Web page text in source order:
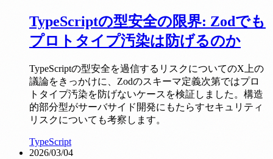
TypeScriptの型安全の限界: Zodでも
プロトタイプ汚染は防げるのか
TypeScriptの型安全を過信するリスクについてのX上の
議論をきっかけに、Zodのスキーマ定義次第ではプロ
トタイプ汚染を防げないケースを検証しました。構造
的部分型がサーバサイド開発にもたらすセキュリティ
リスクについても考察します。
TypeScript
2026/03/04